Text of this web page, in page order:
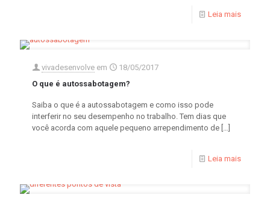
Leia mais
vivadesenvolve em
18/05/2017
O que é autossabotagem?
Saiba o que é a autossabotagem e como isso pode
interferir no seu desempenho no trabalho. Tem dias que
você acorda com aquele pequeno arrependimento de
Leia mais